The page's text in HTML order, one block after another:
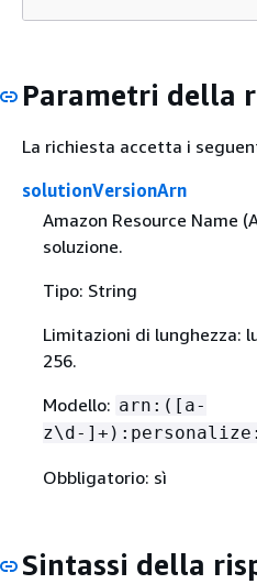
Parametri della
La richiesta accetta i
solutionVersionArn
Amazon Resource Name
soluzione.
Tipo: String
Limitazioni di lunghezza:
256.
Modello: arn:([a-
z\d-
Obbligatorio: sì
Sintassi della